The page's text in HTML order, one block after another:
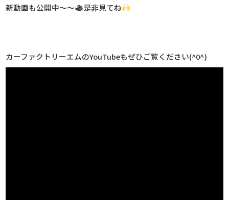
新動画も公開中～～
是非見てね
カーファクトリーエムのYouTubeもぜひご覧ください(^0^)